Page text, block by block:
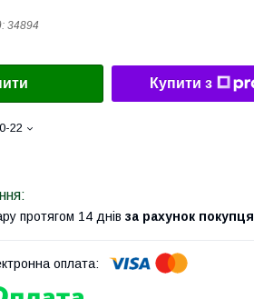
34894
Купити з
22
протягом 14 днів за рахунок покупця